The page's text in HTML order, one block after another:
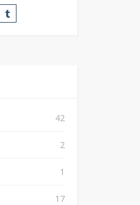
42
2
1
17